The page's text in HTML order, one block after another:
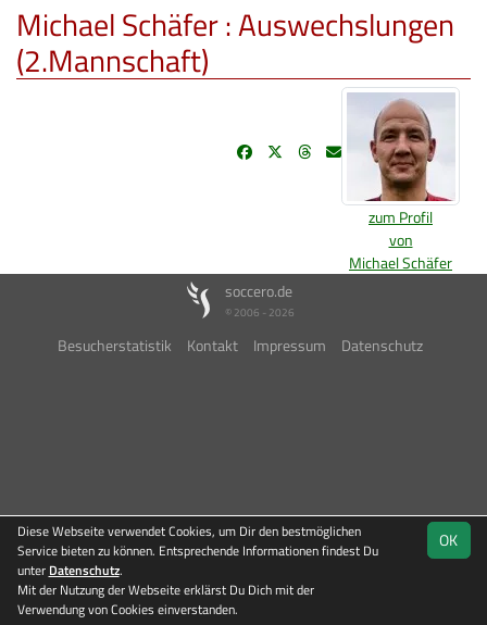
Michael Schäfer : Auswechslungen
(2.Mannschaft)
zum Profil
von
Michael Schäfer
soccero.de
© 2006 - 2026
Besucherstatistik Kontakt Impressum Datenschutz
OK
Diese Webseite verwendet Cookies, um Dir den bestmöglichen
Service bieten zu können. Entsprechende Informationen findest Du
unter Datenschutz.
Mit der Nutzung der Webseite erklärst Du Dich mit der
Verwendung von Cookies einverstanden.